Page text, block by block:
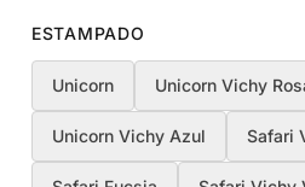
ESTAMPADO
Unicorn Unicorn Vichy
Unicorn Vichy Azul Safari